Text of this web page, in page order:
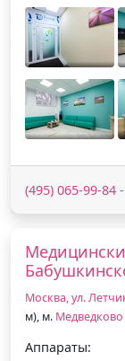
(495) 065-99-84
Москва, ул.
м), м. Медведково
Аппараты: